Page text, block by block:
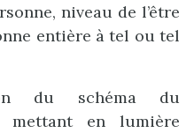
niveau de l’être
entière à tel ou tel
du schéma du
mettant en lumière